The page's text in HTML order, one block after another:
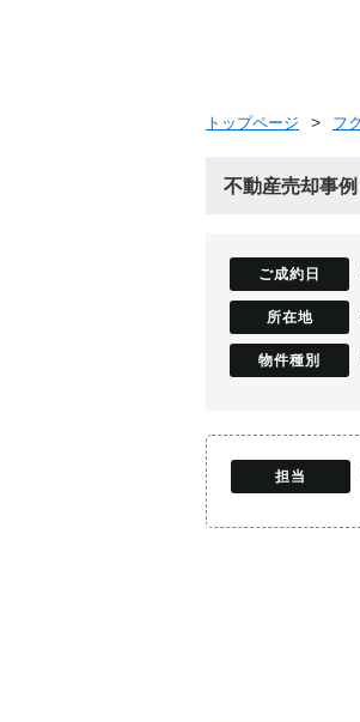
トップページ フ
不動産売却事例